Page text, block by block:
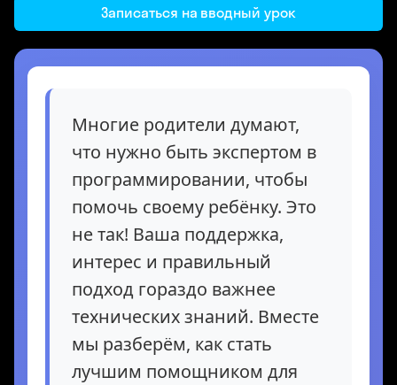
Записаться на вводный урок
Многие родители думают,
что нужно быть экспертом в
программировании, чтобы
помочь своему ребёнку. Это
не так! Ваша поддержка,
интерес и правильный
подход гораздо важнее
технических знаний. Вместе
мы разберём, как стать
лучшим помощником для